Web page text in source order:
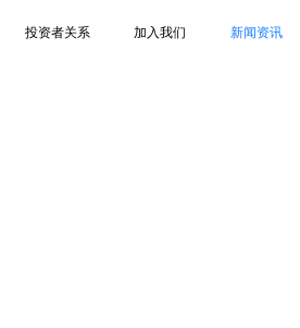
投资者关系 加入我们 新闻资讯